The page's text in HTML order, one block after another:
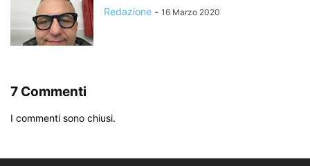
Redazione - 16 Marzo 2020
7 Commenti
I commenti sono chiusi.